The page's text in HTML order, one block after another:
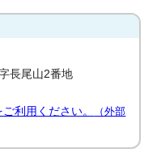
長尾山2番地
利用ください。
（外部